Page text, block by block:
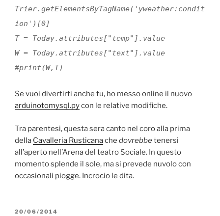
Trier.getElementsByTagName('yweather:condit
ion')[0]
T = Today.attributes["temp"].value
W = Today.attributes["text"].value
#print(W,T)
Se vuoi divertirti anche tu, ho messo online il nuovo
arduinotomysql.pycon le relative modifiche.
Tra parentesi, questa sera canto nel coro alla prima
della Cavalleria Rusticanache dovrebbetenersi
all’aperto nell’Arena del teatro Sociale. In questo
momento splende il sole, ma si prevede nuvolo con
occasionali piogge. Incrocio le dita.
PUBBLICATO
20/06/2014